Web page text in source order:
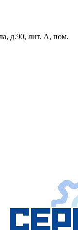
д.90, лит. А, пом.